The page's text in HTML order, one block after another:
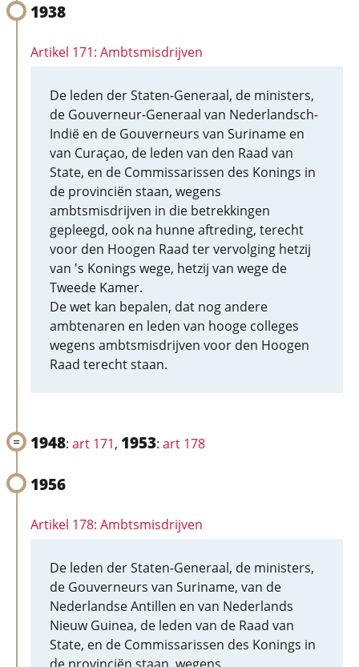
1938
Artikel 171: Ambtsmisdrijven
De leden der Staten-Generaal, de ministers,
de Gouverneur-Generaal van Nederlandsch-
Indië en de Gouverneurs van Suriname en
van Curaçao, de leden van den Raad van
State, en de Commissarissen des Konings in
de provinciën staan, wegens
ambtsmisdrijven in die betrekkingen
gepleegd, ook na hunne aftreding, terecht
voor den Hoogen Raad ter vervolging hetzij
van 's Konings wege, hetzij van wege de
Tweede Kamer.
De wet kan bepalen, dat nog andere
ambtenaren en leden van hooge colleges
wegens ambtsmisdrijven voor den Hoogen
Raad terecht staan.
1948: art 171, 1953: art 178
1956
Artikel 178: Ambtsmisdrijven
De leden der Staten-Generaal, de ministers,
de Gouverneurs van Suriname, van de
Nederlandse Antillen en van Nederlands
Nieuw Guinea, de leden van de Raad van
State, en de Commissarissen des Konings in